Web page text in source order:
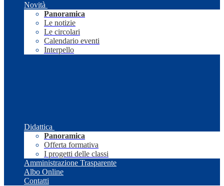
Novità
Panoramica
Le notizie
Le circolari
Calendario eventi
Interpello
Didattica
Panoramica
Offerta formativa
I progetti delle classi
Amministrazione Trasparente
Albo Online
Contatti